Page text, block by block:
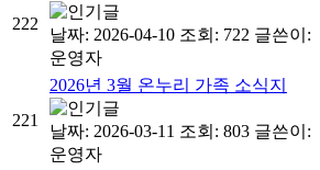
222
날짜: 2026-04-10 조회: 722 글쓴이:
운영자
221
2026년 3월 온누리 가족 소식지
날짜: 2026-03-11 조회: 803 글쓴이:
운영자